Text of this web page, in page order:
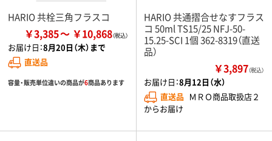
HARIO 共栓三角フラスコ
￥3,385 ￥10,868
お届け日：8月20日（木）まで
直送品
容量・販売単位違いの商品が6商品あります
HARIO 共通摺合せなすフラス
コ 50ml TS15/25 NFJ-50-
15.25-SCI 1個 362-8319（直送
品）
￥3,897（税込）
お届け日：8月12日（水）
直送品 ＭＲＯ商品取扱店２
からお届け